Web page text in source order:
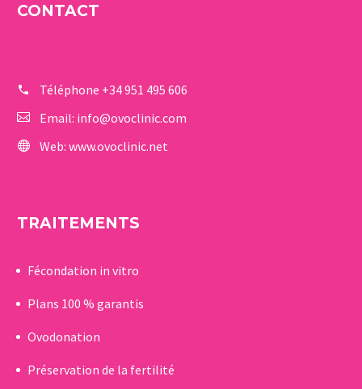
CONTACT
Téléphone +34 951 495 606
Email: info@ovoclinic.com
Web: www.ovoclinic.net
TRAITEMENTS
Fécondation in vitro
Plans 100 % garantis
Ovodonation
Préservation de la fertilité